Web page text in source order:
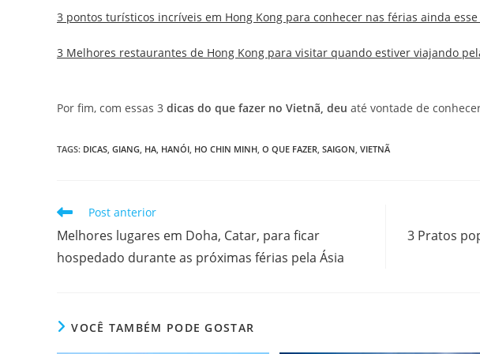
3 pontos turísticos incríveis em Hong Kong para conhecer nas férias ainda
3 Melhores restaurantes de Hong Kong para visitar quando estiver viajando
Por fim, com essas 3 dicas do que fazer no Vietnã, deu até vontade de
TAGS: DICAS GIANG HA HANÓI HO CHIN MINH O QUE FAZER SAIGON VIETNÃ
Leia
artigos
Post anterior
Melhores lugares em Doha, Catar, para ficar
hospedado durante as próximas férias pela Ásia
3 Pratos
VOCÊ TAMBÉM PODE GOSTAR